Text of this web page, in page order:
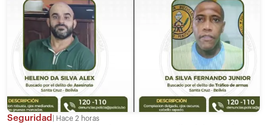
Seguridad Hace 2 horas